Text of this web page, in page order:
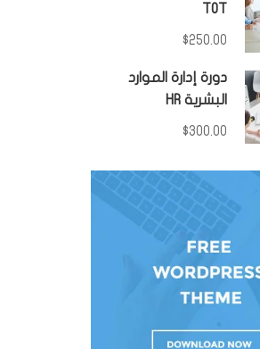
TOT
$250.00
دورة إدارة الموارد
البشرية HR
$300.00